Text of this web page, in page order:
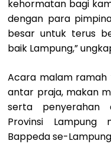
kehormatan bagi
dengan para
besar untuk terus
baik Lampung,”
Acara malam ramah
antar praja, makan
serta penyerahan
Provinsi Lampung
Bappeda se-